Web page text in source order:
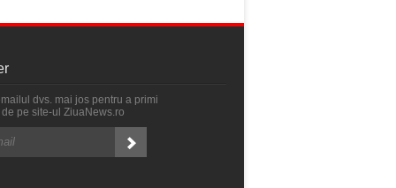
dvs. mai jos pentru a primi
pe site-ul ZiuaNews.ro